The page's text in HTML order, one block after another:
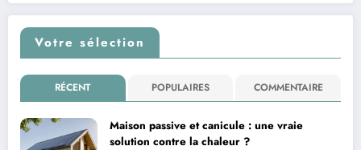
Votre sélection
RÉCENT POPULAIRES COMMENTAIRE
Maison passive et canicule : une vraie
solution contre la chaleur ?